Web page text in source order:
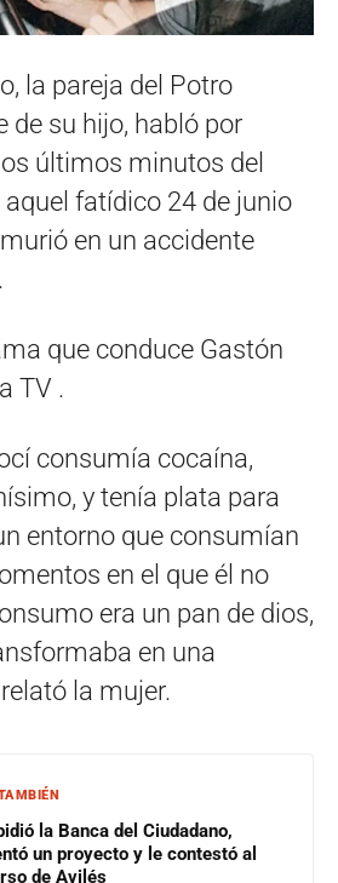
la pareja del Potro
de su hijo, habló por
últimos minutos del
fatídico 24 de junio
en un accidente
que conduce Gastón
TV .
consumía cocaína,
y tenía plata para
entorno que consumían
en el que él no
era un pan de dios,
en una
la mujer.
la Banca del Ciudadano,
un proyecto y le contestó al
de Avilés